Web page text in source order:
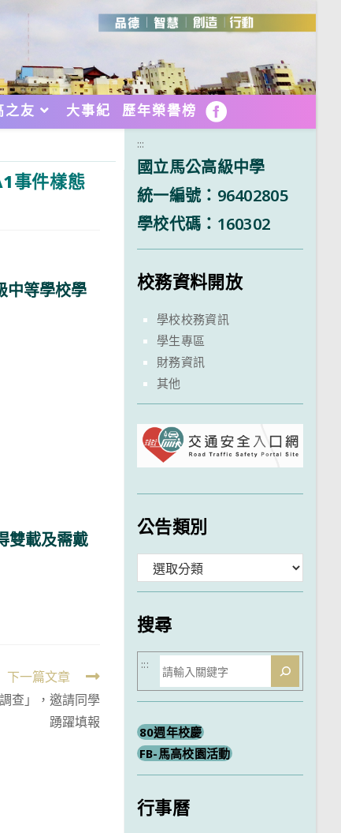
之友 大事紀 歷年榮譽榜 FB
事件樣態
中等學校學
雙載及需戴
下一篇文章
查」，邀請同學
踴躍填報
:::
國立馬公高級中學
統一編號：96402805
學校代碼：160302
校務資料開放
學校校務資訊
學生專區
財務資訊
其他
公告類別
類
搜尋
搜
尋
:::
80週年校慶
FB-馬高校園活動
行事曆